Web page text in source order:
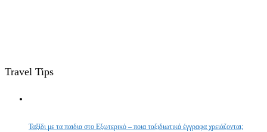
Travel Tips
Ταξίδι με τα παιδια στο Εξωτερικό – ποια ταξιδιωτικά έγγραφα χρειάζονται;